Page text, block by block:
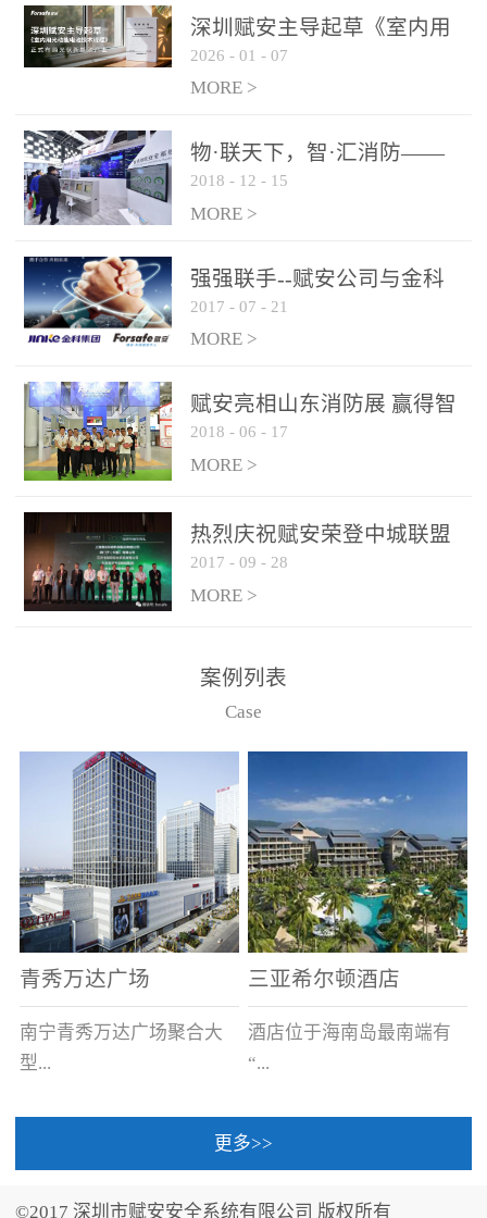
传统的火灾关测器无法被
及时缺发，不能及早发现
和有效扑救火火，这不仅
力和闲难，同时也将造成
巨大的经济损失和社会影
响，基至还会造成人员伤
亡。图像型火灾探测器正
是针对这种高大空间建筑
物的消防设施、设备通过
现场图像的实时获取、预
处理和特征提取分析，实
现火焰的跟踪和识别。能
更早的进行预警，达到早
报早防的效果。 系统构
成示意图： 图像型火灾
和监控端两大部分组成。
两者之间通过以太网相
联，一台监控主机最多可
从监控主机上获取，最多
只能接6台，超过的需从现
深圳赋安主导起草《室内用
光动能电池技术规程》 正式
布局光伏新能源产业
2026 - 01 - 07
MORE >
物·联天下，智·汇消防——
赋安F&S 2018上海消防展圆
满落幕
2018 - 12 - 15
MORE >
强强联手--赋安公司与金科
集团达成战略合作协议
2017 - 07 - 21
MORE >
赋安亮相山东消防展 赢得智
慧消防新荣耀
2018 - 06 - 17
MORE >
热烈庆祝赋安荣登中城联盟
联合采购战略合作平台
2017 - 09 - 28
MORE >
案例列表
Case
青秀万达广场
南宁青秀万达广场聚合大
型...
三亚希尔顿酒店
酒店位于海南岛最南端有
“...
中国的海岛天堂”之美称的
更多>>
©2017 深圳市赋安安全系统有限公司 版权所有